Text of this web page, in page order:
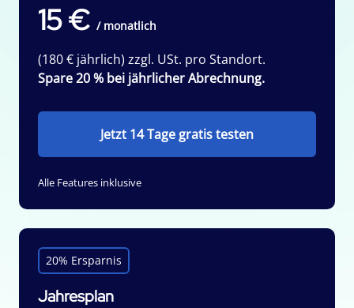
15 € / monatlich
(180 € jährlich) zzgl. USt. pro Standort.
Spare 20 % bei jährlicher Abrechnung.
Jetzt 14 Tage gratis testen
Alle Features inklusive
20% Ersparnis
Jahresplan